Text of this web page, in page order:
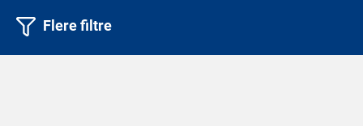
Flere filtre